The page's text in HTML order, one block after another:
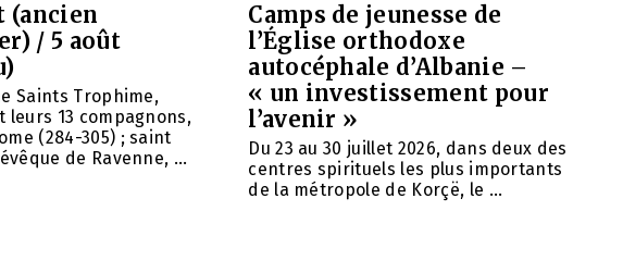
(ancien
/ 5 août
Saints Trophime,
leurs 13 compagnons,
(284-305) ; saint
de Ravenne, ...
Camps de jeunesse de
l’Église orthodoxe
autocéphale d’Albanie –
« un investissement pour
l’avenir »
Du 23 au 30 juillet 2026, dans deux des
centres spirituels les plus importants
de la métropole de Korçë, le ...